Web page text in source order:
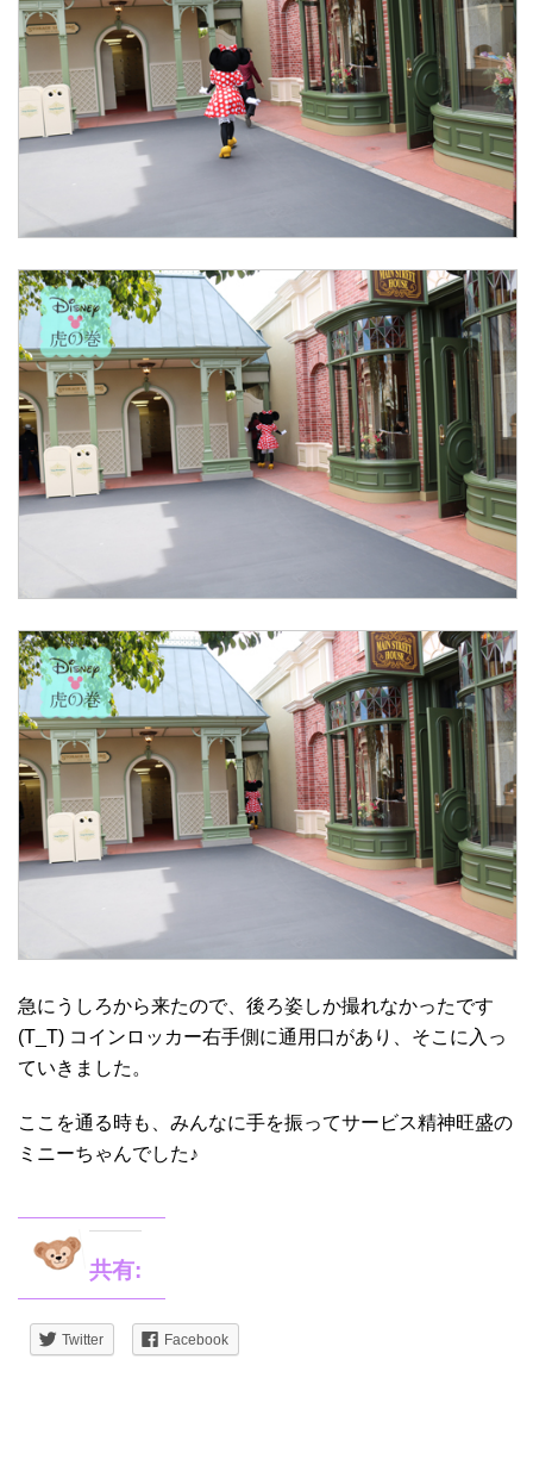
急にうしろから来たので、後ろ姿しか撮れなかったです
(T_T) コインロッカー右手側に通用口があり、そこに入っ
ていきました。
ここを通る時も、みんなに手を振ってサービス精神旺盛の
ミニーちゃんでした♪
共有:
Twitter Facebook